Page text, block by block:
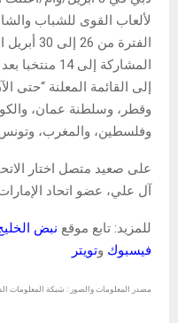
الفترة
المشاركة إلى
إلى القائمة المعلنة “حتى
وقطر، وسلطنة عمان،
وفلسطين، والمغرب،
على صعيد متصل اختار
آل علي، عضو اتحاد
للمزيد: تابع موقع نبض
فيسبوك وتويتر
مصدر المعلومات والصور : شبكة المعلومات